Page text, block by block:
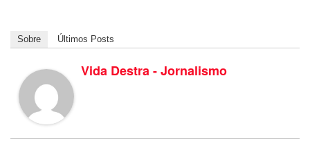
Sobre Últimos Posts
Vida Destra - Jornalismo